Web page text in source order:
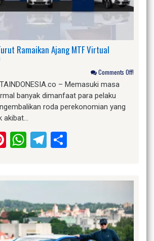
Ramaikan Ajang MTF Virtual
Comments Off!
– Memasuki masa
banyak dimanfaat para pelaku
roda perekonomian yang
akibat…
Pinterest
WhatsApp
Telegram